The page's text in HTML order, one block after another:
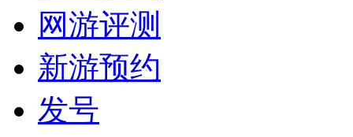
网游评测
新游预约
发号